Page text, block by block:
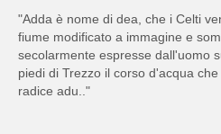
"Adda è nome di dea, che i Celti
fiume modificato a immagine e
secolarmente espresse dall'uomo
piedi di Trezzo il corso d'acqua
radice adu.."